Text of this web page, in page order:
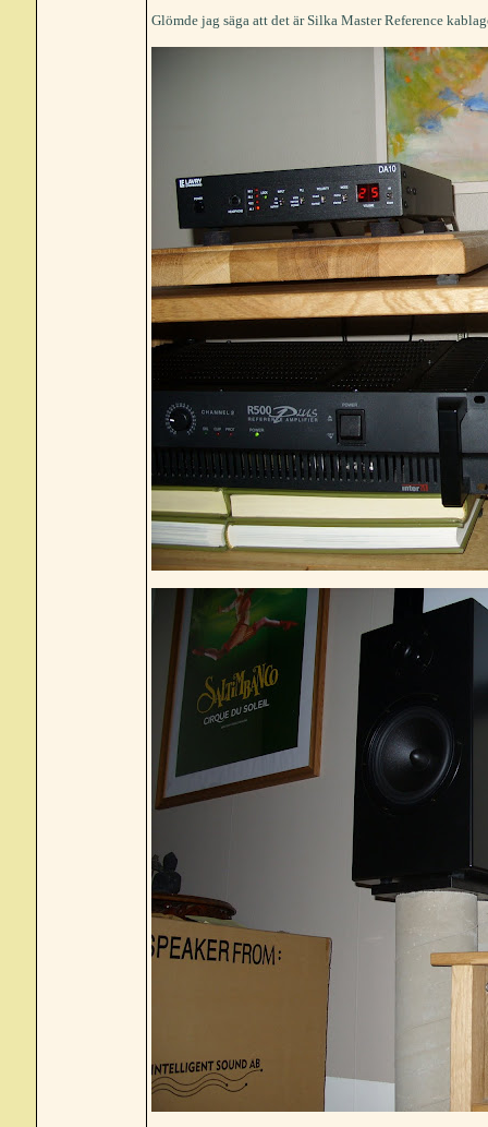
Glömde jag säga att det är Silka Master Reference